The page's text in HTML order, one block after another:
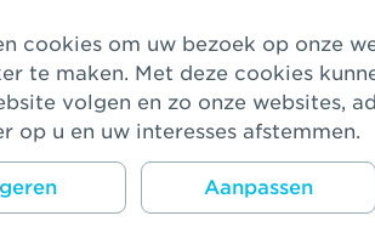
te maken. Met deze cookies
volgen en zo onze websites,
op u en uw interesses afstemmen.
Aanpassen
voor het aanplanten van bomen.
manager Pensioenen bij
van de kleine pensioenen om erg
een aanzienlijk bedrag. Wij
te besteden, rekening